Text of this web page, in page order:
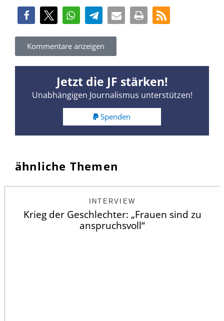
Kommentare anzeigen
Jetzt die JF stärken!
Unabhängigen Journalismus unterstützen!
Spenden
ähnliche Themen
INTERVIEW
Krieg der Geschlechter: „Frauen sind zu
anspruchsvoll“